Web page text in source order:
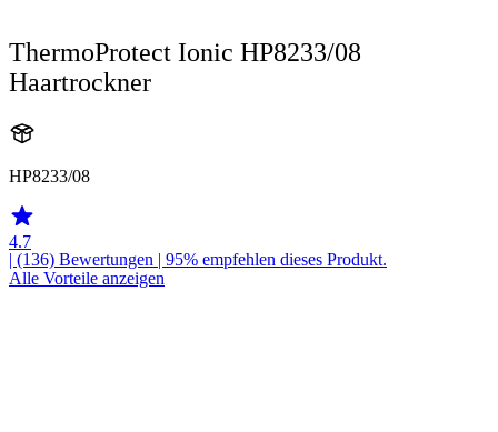
ThermoProtect Ionic HP8233/08
Haartrockner
HP8233/08
4.7
| (136) Bewertungen | 95% empfehlen dieses Produkt.
Alle Vorteile anzeigen